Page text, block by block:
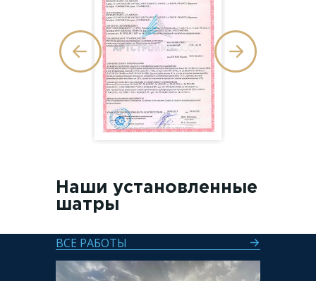
Наши установленные
шатры
ВСЕ РАБОТЫ